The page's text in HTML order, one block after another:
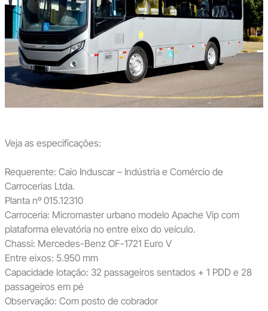
Veja as especificações:
Requerente: Caio Induscar – Indústria e Comércio de
Carrocerias Ltda.
Planta nº 015.12310
Carroceria: Micromaster urbano modelo Apache Vip com
plataforma elevatória no entre eixo do veículo.
Chassi: Mercedes-Benz OF-1721 Euro V
Entre eixos: 5.950 mm
Capacidade lotação: 32 passageiros sentados + 1 PDD e 28
passageiros em pé
Observação: Com posto de cobrador